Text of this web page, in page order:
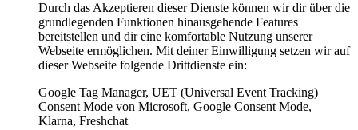
Durch das Akzeptieren dieser Dienste können wir dir über die
grundlegenden Funktionen hinausgehende Features
bereitstellen und dir eine komfortable Nutzung unserer
Webseite ermöglichen. Mit deiner Einwilligung setzen wir auf
dieser Webseite folgende Drittdienste ein:
Google Tag Manager, UET (Universal Event Tracking)
Consent Mode von Microsoft, Google Consent Mode,
Klarna, Freshchat